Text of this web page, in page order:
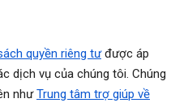
quyền riêng tưđược áp
dịch vụ của chúng tôi. Chúng
nhưTrung tâm trợ giúp về